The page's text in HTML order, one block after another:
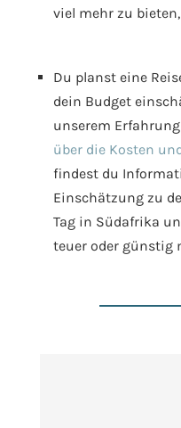
viel mehr zu
Du planst eine
dein Budget
unserem
über die Kosten
findest du
Einschätzung zu
Tag in Südafrika
teuer oder günstig